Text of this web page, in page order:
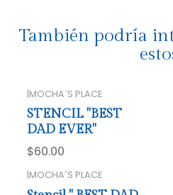
También podría
|MOCHA´S PLACE
STENCIL "BEST
DAD EVER"
$60.00
|MOCHA´S PLACE